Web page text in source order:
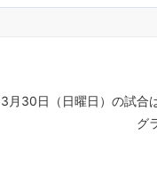
3月30日（日曜日）の試合
グ